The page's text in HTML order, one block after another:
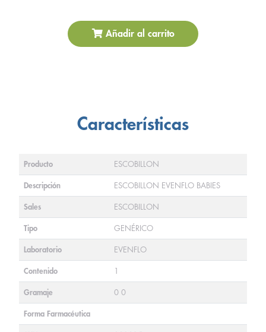
Añadir al carrito
Características
Producto ESCOBILLON
Descripción ESCOBILLON EVENFLO BABIES
Sales ESCOBILLON
Tipo GENÉRICO
Laboratorio EVENFLO
Contenido 1
Gramaje 0 0
Forma Farmacéutica